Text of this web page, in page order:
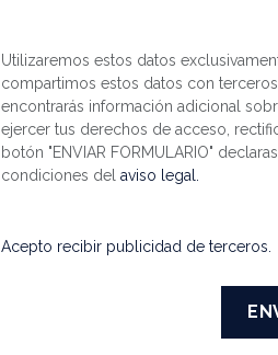
Utilizaremos estos datos
compartimos estos datos con
encontrarás información adicional
ejercer tus derechos de acceso,
botón "ENVIAR FORMULARIO"
condiciones del aviso legal.
Acepto recibir publicidad de terceros.